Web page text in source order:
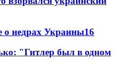
о недрах Украины16
"Гитлер был в одном